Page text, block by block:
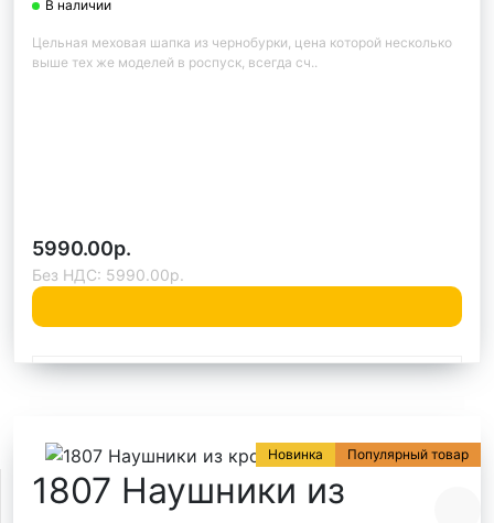
Наиболее стильное, универсальное и практичное изделие
2200.00р.
Без НДС: 2200.00р.
Быстрый заказ
Новинка Популярный товар
1807 Наушники из